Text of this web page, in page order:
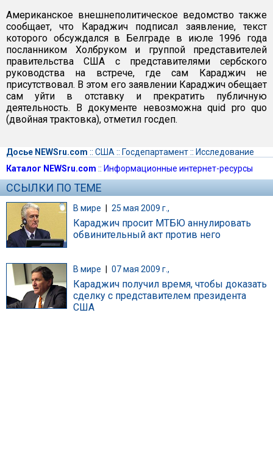
Американское внешнеполитическое ведомство также
сообщает, что Караджич подписал заявление, текст
которого обсуждался в Белграде в июле 1996 года
посланником Холбруком и группой представителей
правительства США с представителями сербского
руководства на встрече, где сам Караджич не
присутствовал. В этом его заявлении Караджич обещает
сам уйти в отставку и прекратить публичную
деятельность. В документе невозможна quid pro quo
(двойная трактовка), отметил госдеп.
Досье NEWSru.com :: США :: Госдепартамент:: Исследование
Каталог NEWSru.com :: Информационные интернет-ресурсы
ССЫЛКИ ПО ТЕМЕ
В мире | 25 мая 2009 г.,
Караджич просит МТБЮ аннулировать
обвинительный акт против него
В мире 07 мая 2009 г.,
Караджич получил время, чтобы доказать
сделку с представителем президента
США